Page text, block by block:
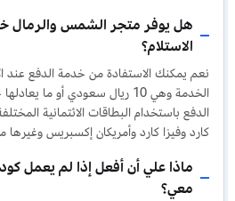
هل يوفر متجر الشمس والرمال
الاستلام؟
نعم يمكنك الاستفادة من خدمة الدفع عند
الخدمة وهي 10 ريال سعودي أو
الدفع باستخدام البطاقات الائتمانية
كارد وفيزا كارد وأمريكان إكسبريس
ماذا علي أن أفعل إذا لم يعمل
معي؟